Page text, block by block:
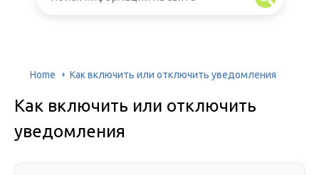
Home Как включить или отключить уведомления
Как включить или отключить
уведомления